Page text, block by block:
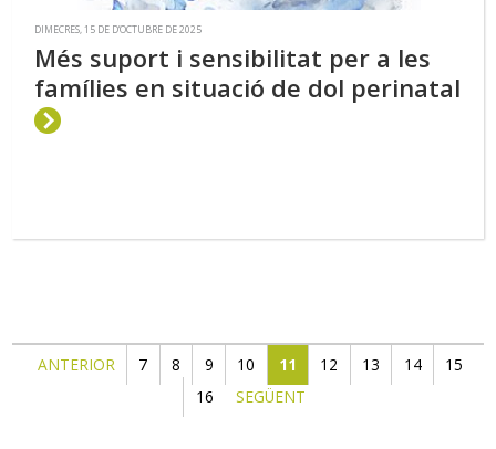
DIMECRES, 15 DE D’OCTUBRE DE 2025
Més suport i sensibilitat per a les
famílies en situació de dol perinatal
ANTERIOR 7 8 9 10 11 12 13 14
15
16
SEGÜENT